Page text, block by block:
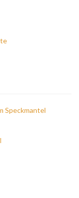
Speckmantel